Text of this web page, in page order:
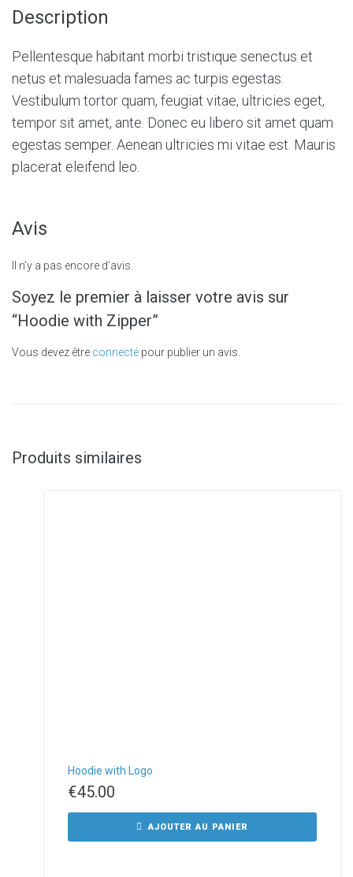
Description
Pellentesque habitant morbi tristique senectus et
netus et malesuada fames ac turpis egestas.
Vestibulum tortor quam, feugiat vitae, ultricies eget,
tempor sit amet, ante. Donec eu libero sit amet quam
egestas semper. Aenean ultricies mi vitae est. Mauris
placerat eleifend leo.
Avis
Il n’y a pas encore d’avis.
Soyez le premier à laisser votre avis sur
“Hoodie with Zipper”
Vous devez être connecté pour publier un avis.
Produits similaires
Hoodie with Logo
€45.00
AJOUTER AU PANIER